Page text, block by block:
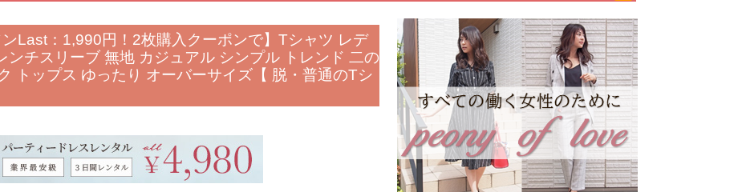
Last：1,990円！2枚購入クーポンで】Tシャツ レデ
ンチスリーブ 無地 カジュアル シンプル トレンド 二の
トップス ゆったり オーバーサイズ【 脱・普通のTシ